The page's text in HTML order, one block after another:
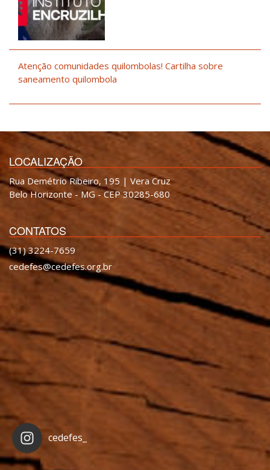
Atenção comunidades quilombolas! Cartilha sobre
saneamento quilombola
LOCALIZAÇÃO
Rua Demétrio Ribeiro, 195 | Vera Cruz
Belo Horizonte - MG - CEP 30285-680
CONTATOS
(31) 3224-7659
cedefes@cedefes.org.br
cedefes_